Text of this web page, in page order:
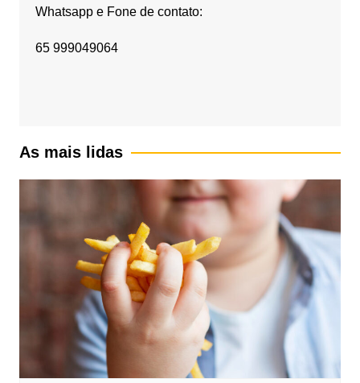
Whatsapp e Fone de contato:
65 999049064
As mais lidas